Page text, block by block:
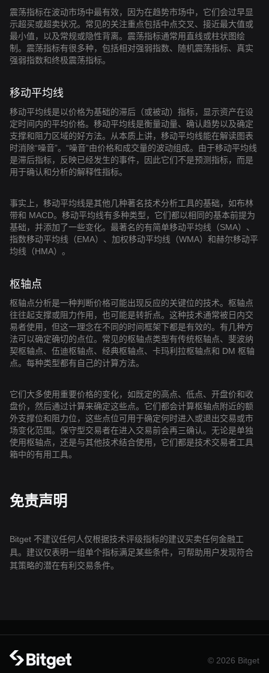
震荡指标在波动市场中最有效，因为在趋势市场中，它们会过早显
示超买或超卖状况。常见的关注重点包括中点交叉、接近最大值或
最小值，以及常规或隐性背离。震荡指标通常用直线或柱状图绘
制。震荡指标有很多种，包括相对强弱指数、随机震荡指标、真实
强弱指数和终极震荡指标。
移动平均线
移动平均线是以价格为基础的滞后（或被动）指标，显示资产在设
定时间内的平均价格。移动平均线是衡量动量、确认趋势以及确定
支撑和阻力区域的好方法。从本质上讲，移动平均线能在解读图表
时消除“噪音”。“噪音”由价格和成交量的波动组成。由于移动平均线
是滞后指标，反映已经发生的事件，因此它们不是预测指标，而是
用于确认和分析的解释性指标。
事实上，移动平均线是其他几种著名技术分析工具的基础，如布林
带和 MACD。移动平均线有多种类型，它们都以相同的基本前提为
基础，并添加了一些变化。最著名的有简单移动平均线（SMA）、
指数移动平均线（EMA）、加权移动平均线（WMA）和赫尔移动平
均线（HMA）。
枢轴点
枢轴点分析是一种判断价格可能出现反应的关键位的技术。枢轴点
往往起支撑或阻力作用，也可能是转折点。这种技术通常被日内交
易者使用，但这一理念在不同的时间框架下都是有效的。有几种方
法可以确定确切的点位。常见的枢轴点类型有传统枢轴点、斐波纳
契枢轴点、伍迪枢轴点、经典枢轴点、卡玛利拉枢轴点和 DM 枢轴
点。每种类型都有自己的计算方法。
它们大多使用重要价格的变化，如既定的高点、低点、开盘价和收
盘价，然后通过计算来确定这些点。它们都会计算枢轴点附近的额
外支撑位和阻力位，这些点位可用于确定何时进入或退出交易或市
场变化范围。保守型交易者在进入交易前会再三确认。无论是单独
使用枢轴点，还是与其他技术结合使用，它们都是技术交易者工具
箱中的有用工具。
免责声明
Bitget 不建议任何人仅根据技术评级指标的建议买卖任何金融工
具。建议仅表明一组单个指标满足某些条件，可帮助用户发现符合
其策略的潜在有利交易条件。
© 2026 Bitget